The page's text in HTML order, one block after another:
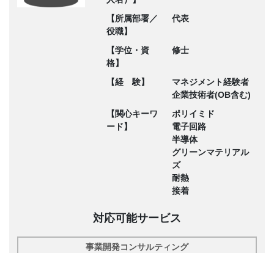
【所属部署／
役職】
代表
【学位・資
格】
修士
【経 験】
マネジメント経験者
企業技術者(OB含む)
【関心キーワ
ード】
ポリイミド
電子回路
半導体
グリーンマテリアル
ズ
耐熱
接着
対応可能サービス
事業開発コンサルティング